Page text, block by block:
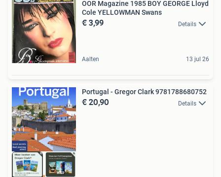
OOR Magazine 1985 BOY GEORGE Lloyd
Cole YELLOWMAN Swans
€ 3,99 Details
Aalten 13 jul 26
Portugal - Gregor Clark 9781788680752
€ 20,90 Details